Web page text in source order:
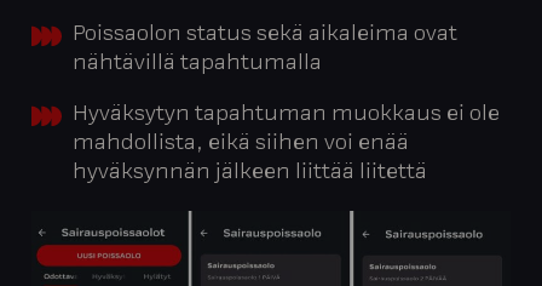
Poissaolon status sekä aikaleima ovat
nähtävillä tapahtumalla
Hyväksytyn tapahtuman muokkaus ei ole
mahdollista, eikä siihen voi enää
hyväksynnän jälkeen liittää liitettä